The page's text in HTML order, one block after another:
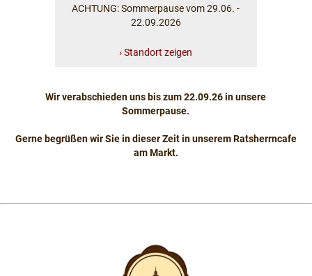
ACHTUNG: Sommerpause vom 29.06. -
22.09.2026
› Standort zeigen
Wir verabschieden uns bis zum 22.09.26 in unsere
Sommerpause.
Gerne begrüßen wir Sie in dieser Zeit in unserem Ratsherrncafe
am Markt.